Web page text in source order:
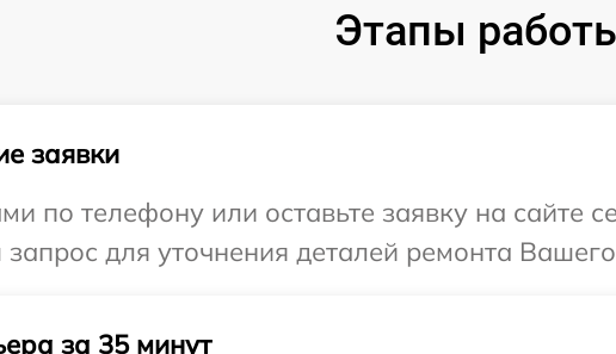
Этапы
заявки
по телефону или оставьте заявку на сайте
для уточнения деталей ремонта Вашего
за 35 минут